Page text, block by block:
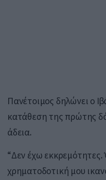
Πανέτοιμος δηλώνει ο
κατάθεση της πρώτης
άδεια.
“Δεν έχω
χρηματοδοτική μου